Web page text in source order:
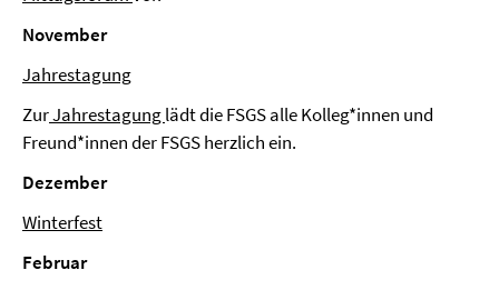
November
Jahrestagung
ZurJahrestagunglädt die FSGS alle Kolleg*innen und
Freund*innen der FSGS herzlich ein.
Dezember
Winterfest
Februar